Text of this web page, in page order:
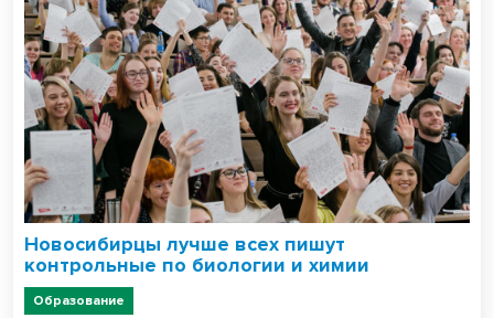
Новосибирцы лучше всех пишут
контрольные по биологии и химии
Образование